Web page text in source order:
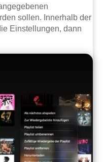
sollen. Innerhalb der
Einstellungen, dann